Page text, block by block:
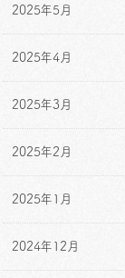
2025年5月
2025年4月
2025年3月
2025年2月
2025年1月
2024年12月